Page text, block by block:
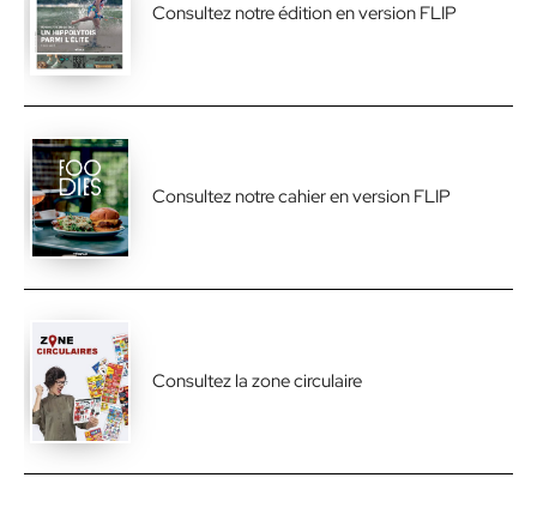
Consultez notre édition en version FLIP
Consultez notre cahier en version FLIP
Consultez la zone circulaire